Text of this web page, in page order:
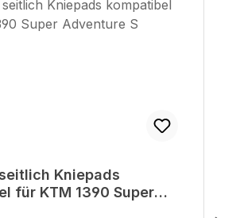
Kniepads
für KTM 1390 Super